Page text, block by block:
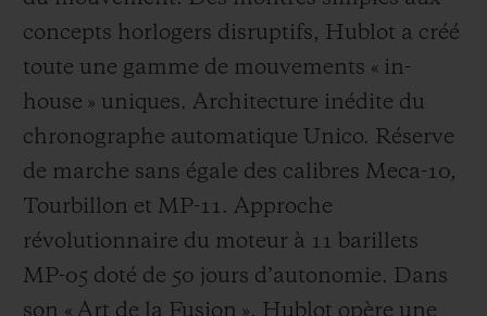
concepts horlogers disruptifs, Hublot a créé
toute une gamme de mouvements « in-
house » uniques. Architecture inédite du
chronographe automatique Unico. Réserve
de marche sans égale des calibres Meca-10,
Tourbillon et MP-11. Approche
révolutionnaire du moteur à 11 barillets
MP-05 doté de 50 jours d’autonomie. Dans
son « Art de la Fusion », Hublot opère une